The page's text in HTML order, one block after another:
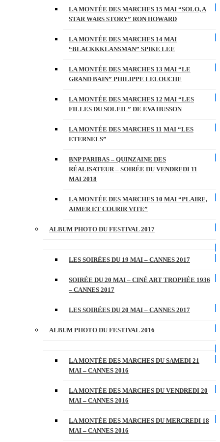
LA MONTÉE DES MARCHES 15 MAI “SOLO, A
STAR WARS STORY” RON HOWARD
LA MONTÉE DES MARCHES 14 MAI
“BLACKKKLANSMAN” SPIKE LEE
LA MONTÉE DES MARCHES 13 MAI “LE
GRAND BAIN” PHILIPPE LELOUCHE
LA MONTÉE DES MARCHES 12 MAI “LES
FILLES DU SOLEIL” DE EVA HUSSON
LA MONTÉE DES MARCHES 11 MAI “LES
ETERNELS”
BNP PARIBAS – QUINZAINE DES
RÉALISATEUR – SOIRÉE DU VENDREDI 11
MAI 2018
LA MONTÉE DES MARCHES 10 MAI “PLAIRE,
AIMER ET COURIR VITE”
ALBUM PHOTO DU FESTIVAL 2017
LES SOIRÉES DU 19 MAI – CANNES 2017
SOIRÉE DU 20 MAI – CINÉ ART TROPHÉE 1936
– CANNES 2017
LES SOIRÉES DU 20 MAI – CANNES 2017
ALBUM PHOTO DU FESTIVAL 2016
LA MONTÉE DES MARCHES DU SAMEDI 21
MAI – CANNES 2016
LA MONTÉE DES MARCHES DU VENDREDI 20
MAI – CANNES 2016
LA MONTÉE DES MARCHES DU MERCREDI 18
MAI – CANNES 2016